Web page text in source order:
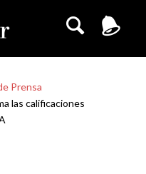
Prensa
las calificaciones